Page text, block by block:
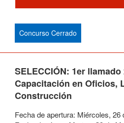
Concurso Cerrado
SELECCIÓN: 1er
Capacitación en Oficios,
Construcción
Fecha de apertura: Miércoles, 26